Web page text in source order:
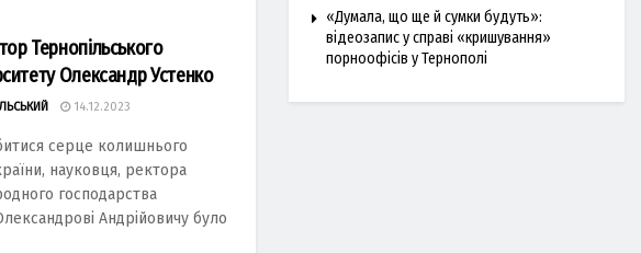
Тернопільського
Олександр Устенко
14.12.2023
серце колишнього
науковця, ректора
господарства
Андрійовичу було
«Думала, що ще й сумки будуть»:
відеозапис у справі «кришування»
порноофісів у Тернополі